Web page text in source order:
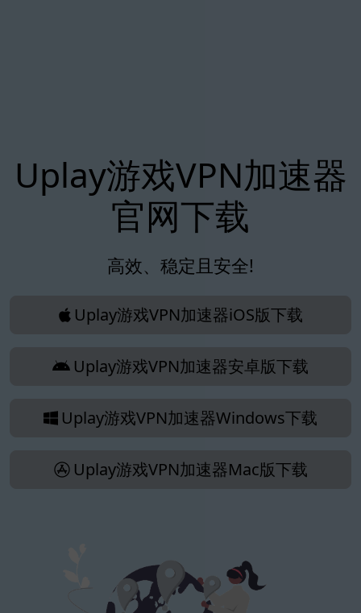
Uplay游戏VPN加速器
官网下载
高效、稳定且安全!
Uplay游戏VPN加速器iOS版下载
Uplay游戏VPN加速器安卓版下载
Uplay游戏VPN加速器Windows下载
Uplay游戏VPN加速器Mac版下载